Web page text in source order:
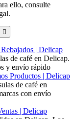
ello, consulte

| Delicap
de café en Delicap.
y envío rápido
Productos | Delicap
de café en
con envío
| Delicap